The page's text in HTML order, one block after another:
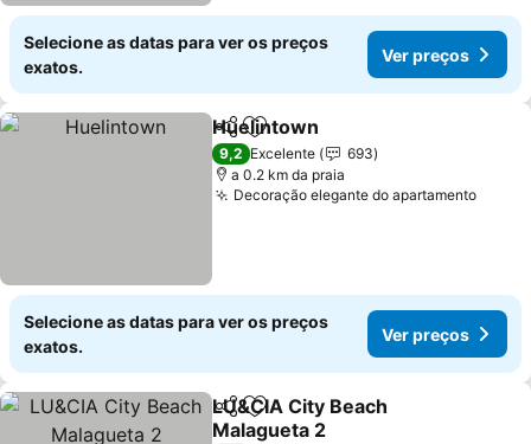
Selecione as datas para ver os preços
exatos.
Ver preços
PartilharAdicionar aos favoritos
Huelintown
9,2 Excelente
693
a 0.2 km da praia
Decoração elegante do apartamento
Selecione as datas para ver os preços
exatos.
Ver preços
PartilharAdicionar aos favoritos
LU&CIA City Beach
Malagueta 2